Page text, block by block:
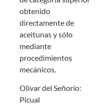
obtenido
directamente de
aceitunas y sólo
mediante
procedimientos
mecánicos.
Olivar del Señorío:
Picual